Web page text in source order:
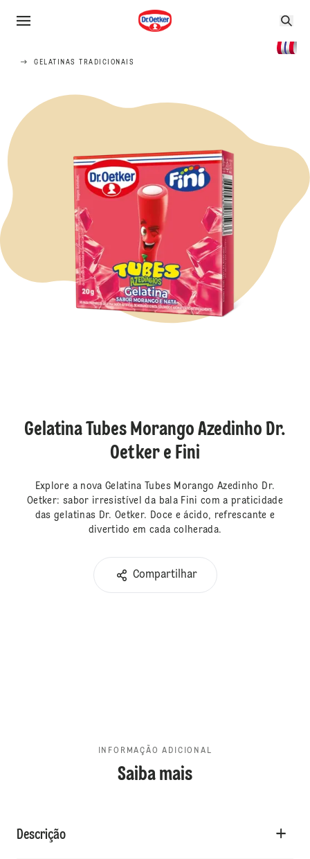
GELATINAS TRADICIONAIS
Gelatina Tubes Morango Azedinho Dr.
Oetker e Fini
Explore a nova Gelatina Tubes Morango Azedinho Dr.
Oetker: sabor irresistível da bala Fini com a praticidade
das gelatinas Dr. Oetker. Doce e ácido, refrescante e
divertido em cada colherada.
Compartilhar
INFORMAÇÃO ADICIONAL
Saiba mais
Descrição